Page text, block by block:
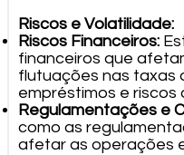
Riscos e Volatilidade:
Riscos Financeiros:
financeiros que
flutuações nas taxas
empréstimos e riscos
Regulamentações e
como as
afetar as operações